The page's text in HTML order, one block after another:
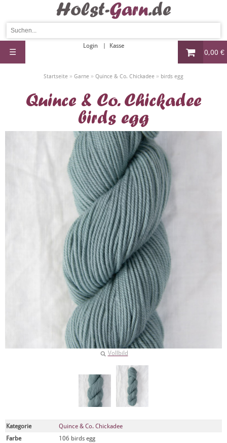
0,00 €
Login Kasse
☰
Startseite » Garne » Quince & Co. Chickadee » birds egg
Quince & Co. Chickadee
birds egg
Vollbild
Kategorie
Quince & Co. Chickadee
Farbe
106 birds egg